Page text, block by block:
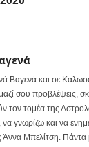
Βαγενά και σε
σου προβλέψεις,
τον τομέα της
γνωρίζω και να
Μπελίτση. Πάντα